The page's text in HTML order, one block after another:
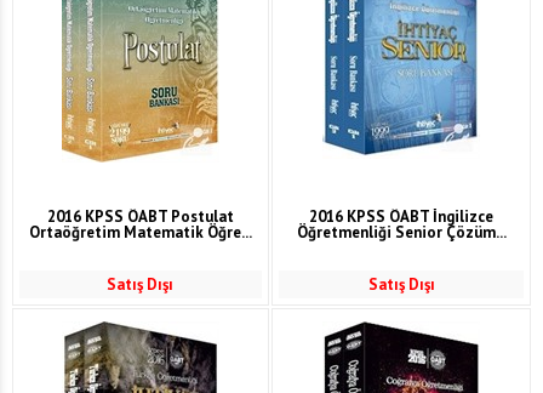
2016 KPSS ÖABT Postulat
Ortaöğretim Matematik Öğre...
Satış Dışı
2016 KPSS ÖABT İngilizce
Öğretmenliği Senior Çözüm...
Satış Dışı